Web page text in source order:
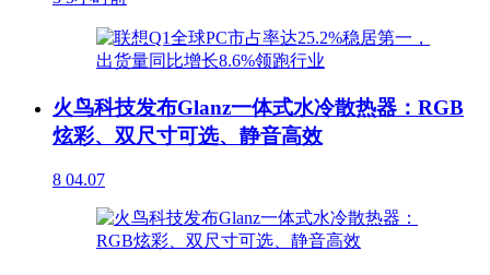
火鸟科技发布Glanz一体式水冷散热器：RGB
炫彩、双尺寸可选、静音高效
8 04.07